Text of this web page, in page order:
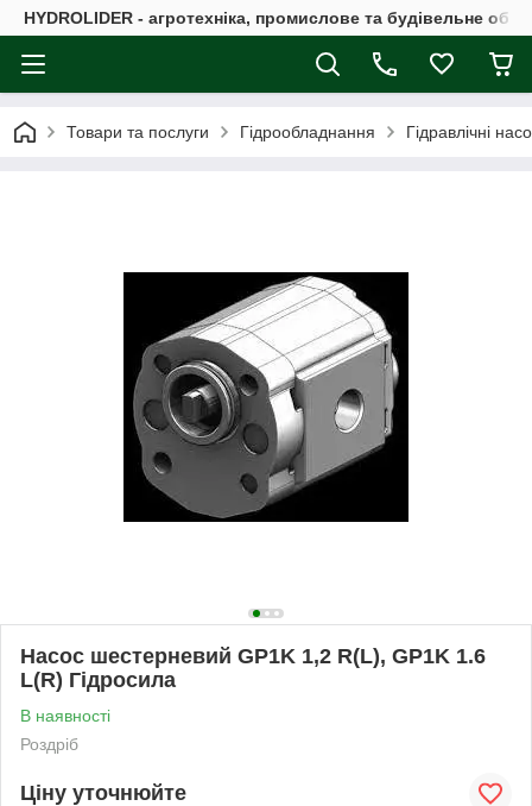
HYDROLIDER - агротехніка, промислове та будівельне
Товари та послуги Гідрообладнання Гідравлічні
Насос шестерневий GP1K 1,2 R(L), GP1K 1.6
L(R) Гідросила
В наявності
Роздріб
Ціну уточнюйте